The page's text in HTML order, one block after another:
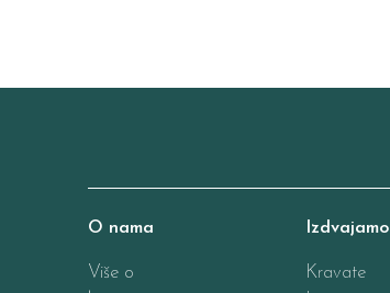
O nama
Više o
Izdvajamo
Kravate